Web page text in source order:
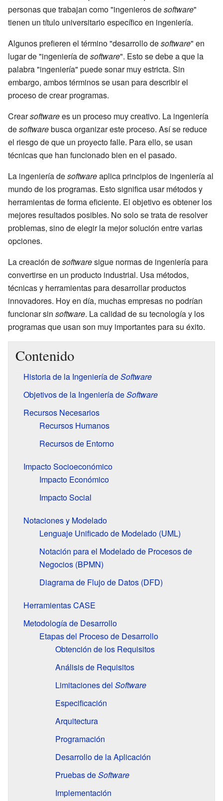
personas que trabajan como "ingenieros desoftware"
tienen un título universitario específico en ingeniería.
Algunos prefieren el término "desarrollo desoftware" en
lugar de "ingeniería desoftware". Esto se debe a que la
palabra "ingeniería" puede sonar muy estricta. Sin
embargo, ambos términos se usan para describir el
proceso de crear programas.
Crearsoftwarees un proceso muy creativo. La ingeniería
desoftwarebusca organizar este proceso. Así se reduce
el riesgo de que un proyecto falle. Para ello, se usan
técnicas que han funcionado bien en el pasado.
La ingeniería desoftwareaplica principios de ingeniería al
mundo de los programas. Esto significa usar métodos y
herramientas de forma eficiente. El objetivo es obtener los
mejores resultados posibles. No solo se trata de resolver
problemas, sino de elegir la mejor solución entre varias
opciones.
La creación desoftwaresigue normas de ingeniería para
convertirse en un producto industrial. Usa métodos,
técnicas y herramientas para desarrollar productos
innovadores. Hoy en día, muchas empresas no podrían
funcionar sin software. La calidad de su tecnología y los
programas que usan son muy importantes para su éxito.
Contenido
Historia de la Ingeniería deSoftware
Objetivos de la Ingeniería deSoftware
Recursos Necesarios
Recursos Humanos
Recursos de Entorno
Impacto Socioeconómico
Impacto Económico
Impacto Social
Notaciones y Modelado
Lenguaje Unificado de Modelado (UML)
Notación para el Modelado de Procesos de
Negocios (BPMN)
Diagrama de Flujo de Datos (DFD)
Herramientas CASE
Metodología de Desarrollo
Etapas del Proceso de Desarrollo
Obtención de los Requisitos
Análisis de Requisitos
Limitaciones del Software
Especificación
Arquitectura
Programación
Desarrollo de la Aplicación
Pruebas deSoftware
Implementación